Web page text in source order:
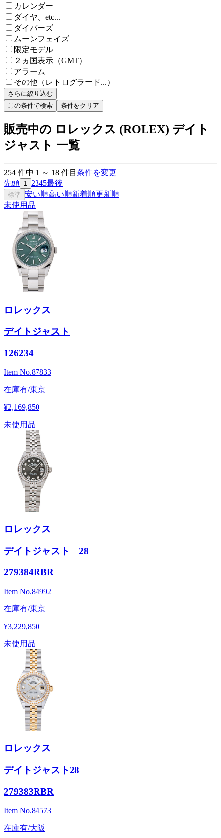
カレンダー
ダイヤ、etc...
ダイバーズ
ムーンフェイズ
限定モデル
２ヵ国表示（GMT）
アラーム
その他（レトログラード...）
さらに絞り込む
この条件で検索
条件をクリア
販売中の ロレックス (ROLEX) デイト
ジャスト 一覧
254 件中 1 ～ 18 件目 条件を変更
先頭 1 2345最後
標準 安い順高い順新着順更新順
未使用品
ロレックス
デイトジャスト
126234
Item No.87833
在庫有/東京
¥2,169,850
未使用品
ロレックス
デイトジャスト 28
279384RBR
Item No.84992
在庫有/東京
¥3,229,850
未使用品
ロレックス
デイトジャスト28
279383RBR
Item No.84573
在庫有/大阪